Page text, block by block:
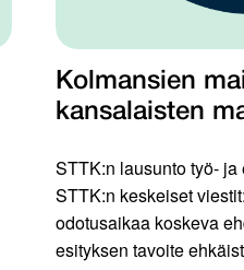
Kolmansien
kansalaisten
STTK:n lausunto työ-
STTK:n keskeiset
odotusaikaa koskeva
esityksen tavoite